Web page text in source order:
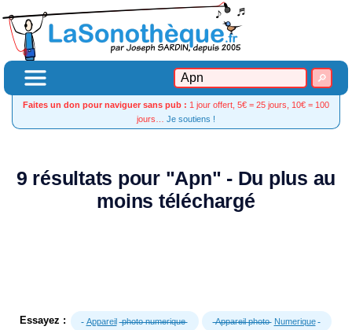
Faites un don pour naviguer sans pub : 1 jour offert, 5€ = 25 jours, 10€ = 100
jours… Je soutiens !
9 résultats pour "Apn" - Du plus au
moins téléchargé
Essayez : Appareil photo numerique Appareil photo Numerique